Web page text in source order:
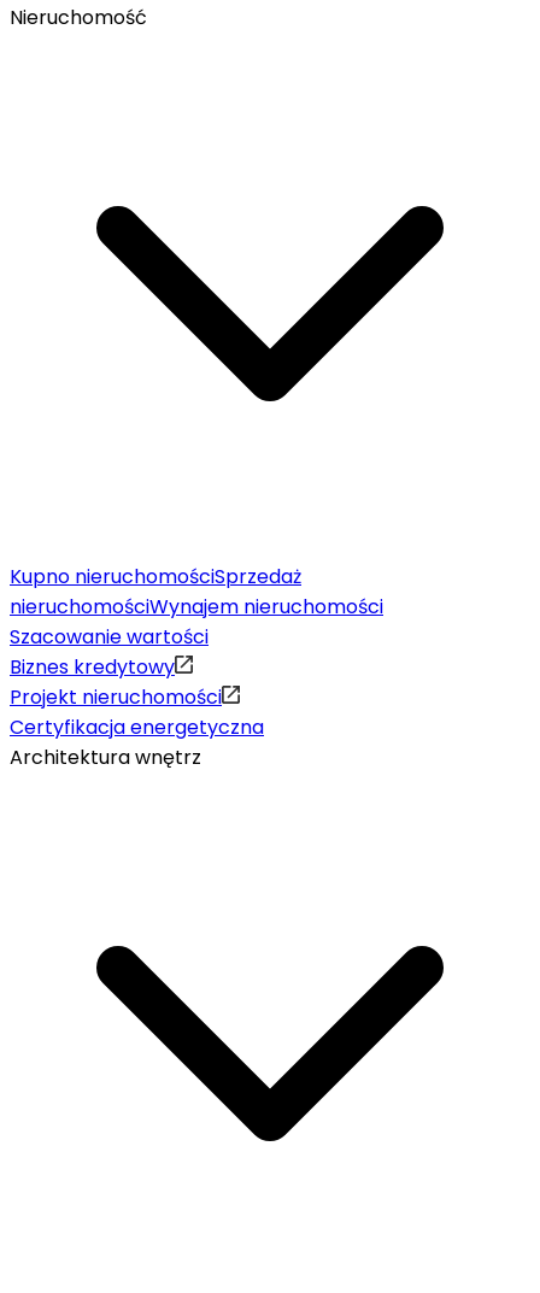
Nieruchomość
Kupno nieruchomościSprzedaż
nieruchomościWynajem nieruchomości
Szacowanie wartości
Biznes kredytowy
Projekt nieruchomości
Certyfikacja energetyczna
Architektura wnętrz